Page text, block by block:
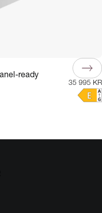
ready
35 995 KR